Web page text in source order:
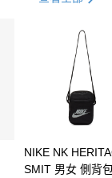
21家銀行
NIKE NK
SMIT 男女 側背